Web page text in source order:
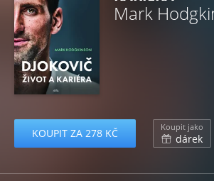
Mark
KOUPIT ZA 278 KČ Koupit jako
dárek